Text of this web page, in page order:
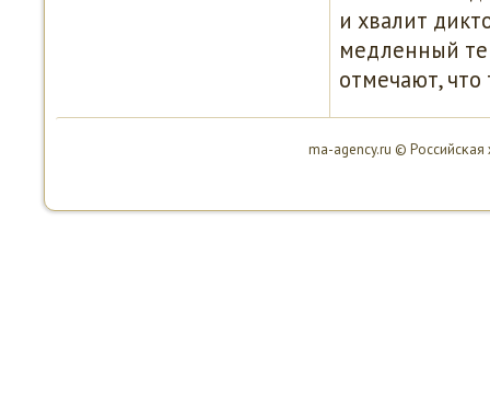
и хвалит
медленный
отмечают, что
ma-agency.ru ©